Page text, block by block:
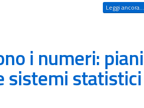
Leggi ancora...
i numeri: piani
sistemi statistici